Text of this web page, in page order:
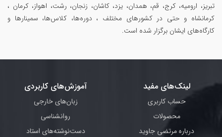
تبریز، ارومیه، کرج، قم، همدان، یزد، کاشان، زنجان، رشت، اهواز، کرمان ،
کرمانشاه و حتی در کشورهای مختلف ، دوره‌ها، کلاس‌ها، سمینار‌ها و
کارگاه‌های ایشان برگزار شده است.
لینک‌های مفید
حساب کاربری
محصولات
درباره مرتضی جاوید
آموزش‌های کاربردی
زبان‌های خارجی
روانشناسی
دست‌نوشته‌های استاد